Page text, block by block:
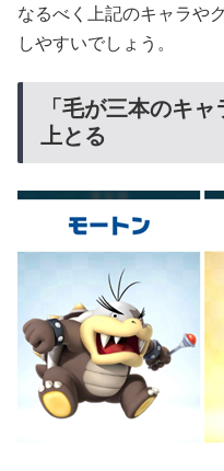
なるべく上記のキャラや
しやすいでしょう。
「毛が三本のキ
上とる